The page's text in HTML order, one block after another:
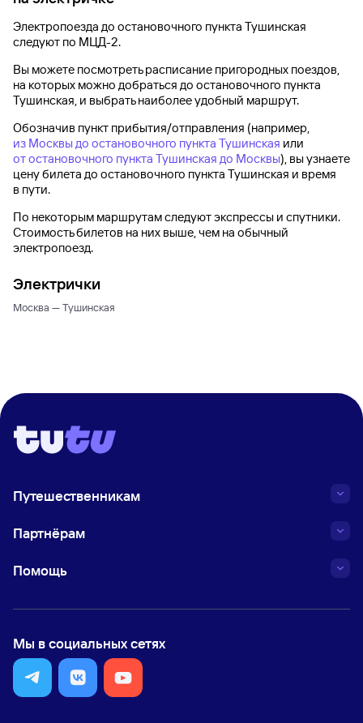
Электропоезда до остановочного пункта Тушинская
следуют по МЦД-2.
Вы можете посмотреть расписание пригородных поездов,
на которых можно добраться до остановочного пункта
Тушинская, и выбрать наиболее удобный маршрут.
Обозначив пункт прибытия/отправления (например,
из Москвы до остановочного пункта Тушинская или
от остановочного пункта Тушинская до Москвы), вы узнаете
цену билета до остановочного пункта Тушинская и время
в пути.
По некоторым маршрутам следуют экспрессы и спутники.
Стоимость билетов на них выше, чем на обычный
электропоезд.
Электрички
Москва — Тушинская
Путешественникам
Партнёрам
Помощь
Мы в социальных сетях